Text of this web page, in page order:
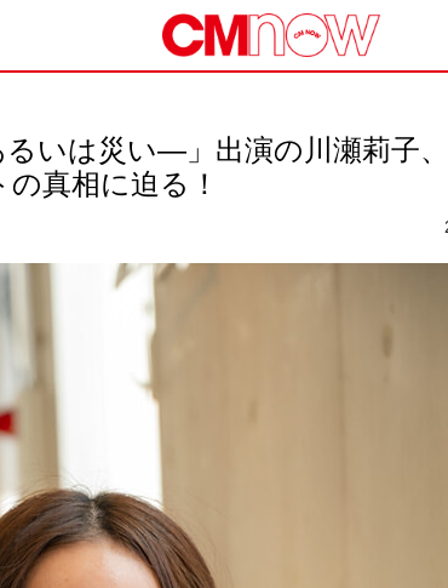
いは災い―」出演の川瀬莉子
真相に迫る！